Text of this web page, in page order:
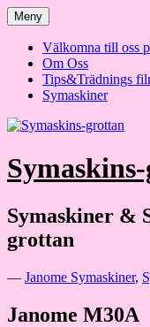
Hoppa
till
innehåll
Meny
Välkomna till oss
Om Oss
Tips&Trädnings
Symaskiner
Symaskiner &
grottan
— Janome Symaskiner,
Janome M30A